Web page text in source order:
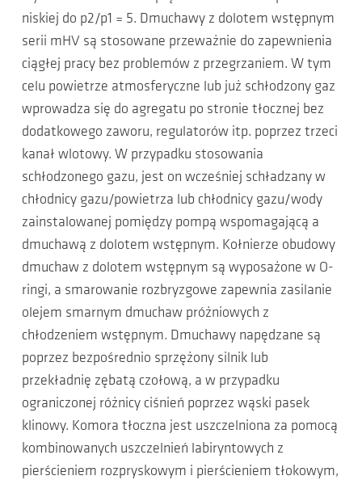
niskiej do p2/p1 = 5. Dmuchawy z dolotem wstępnym
serii mHV są stosowane przeważnie do zapewnienia
ciągłej pracy bez problemów z przegrzaniem. W tym
celu powietrze atmosferyczne lub już schłodzony gaz
wprowadza się do agregatu po stronie tłocznej bez
dodatkowego zaworu, regulatorów itp. poprzez trzeci
kanał wlotowy. W przypadku stosowania
schłodzonego gazu, jest on wcześniej schładzany w
chłodnicy gazu/powietrza lub chłodnicy gazu/wody
zainstalowanej pomiędzy pompą wspomagającą a
dmuchawą z dolotem wstępnym. Kołnierze obudowy
dmuchaw z dolotem wstępnym są wyposażone w O-
ringi, a smarowanie rozbryzgowe zapewnia zasilanie
olejem smarnym dmuchaw próżniowych z
chłodzeniem wstępnym. Dmuchawy napędzane są
poprzez bezpośrednio sprzężony silnik lub
przekładnię zębatą czołową, a w przypadku
ograniczonej różnicy ciśnień poprzez wąski pasek
klinowy. Komora tłoczna jest uszczelniona za pomocą
kombinowanych uszczelnień labiryntowych z
pierścieniem rozpryskowym i pierścieniem tłokowym,